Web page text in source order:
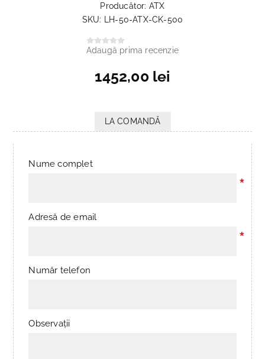
Producător: ATX
SKU:
LH-50-ATX-CK-500
Adaugă prima recenzie
1452,00 lei
LA COMANDĂ
Nume complet
*
Adresă de email
*
Număr telefon
Observații